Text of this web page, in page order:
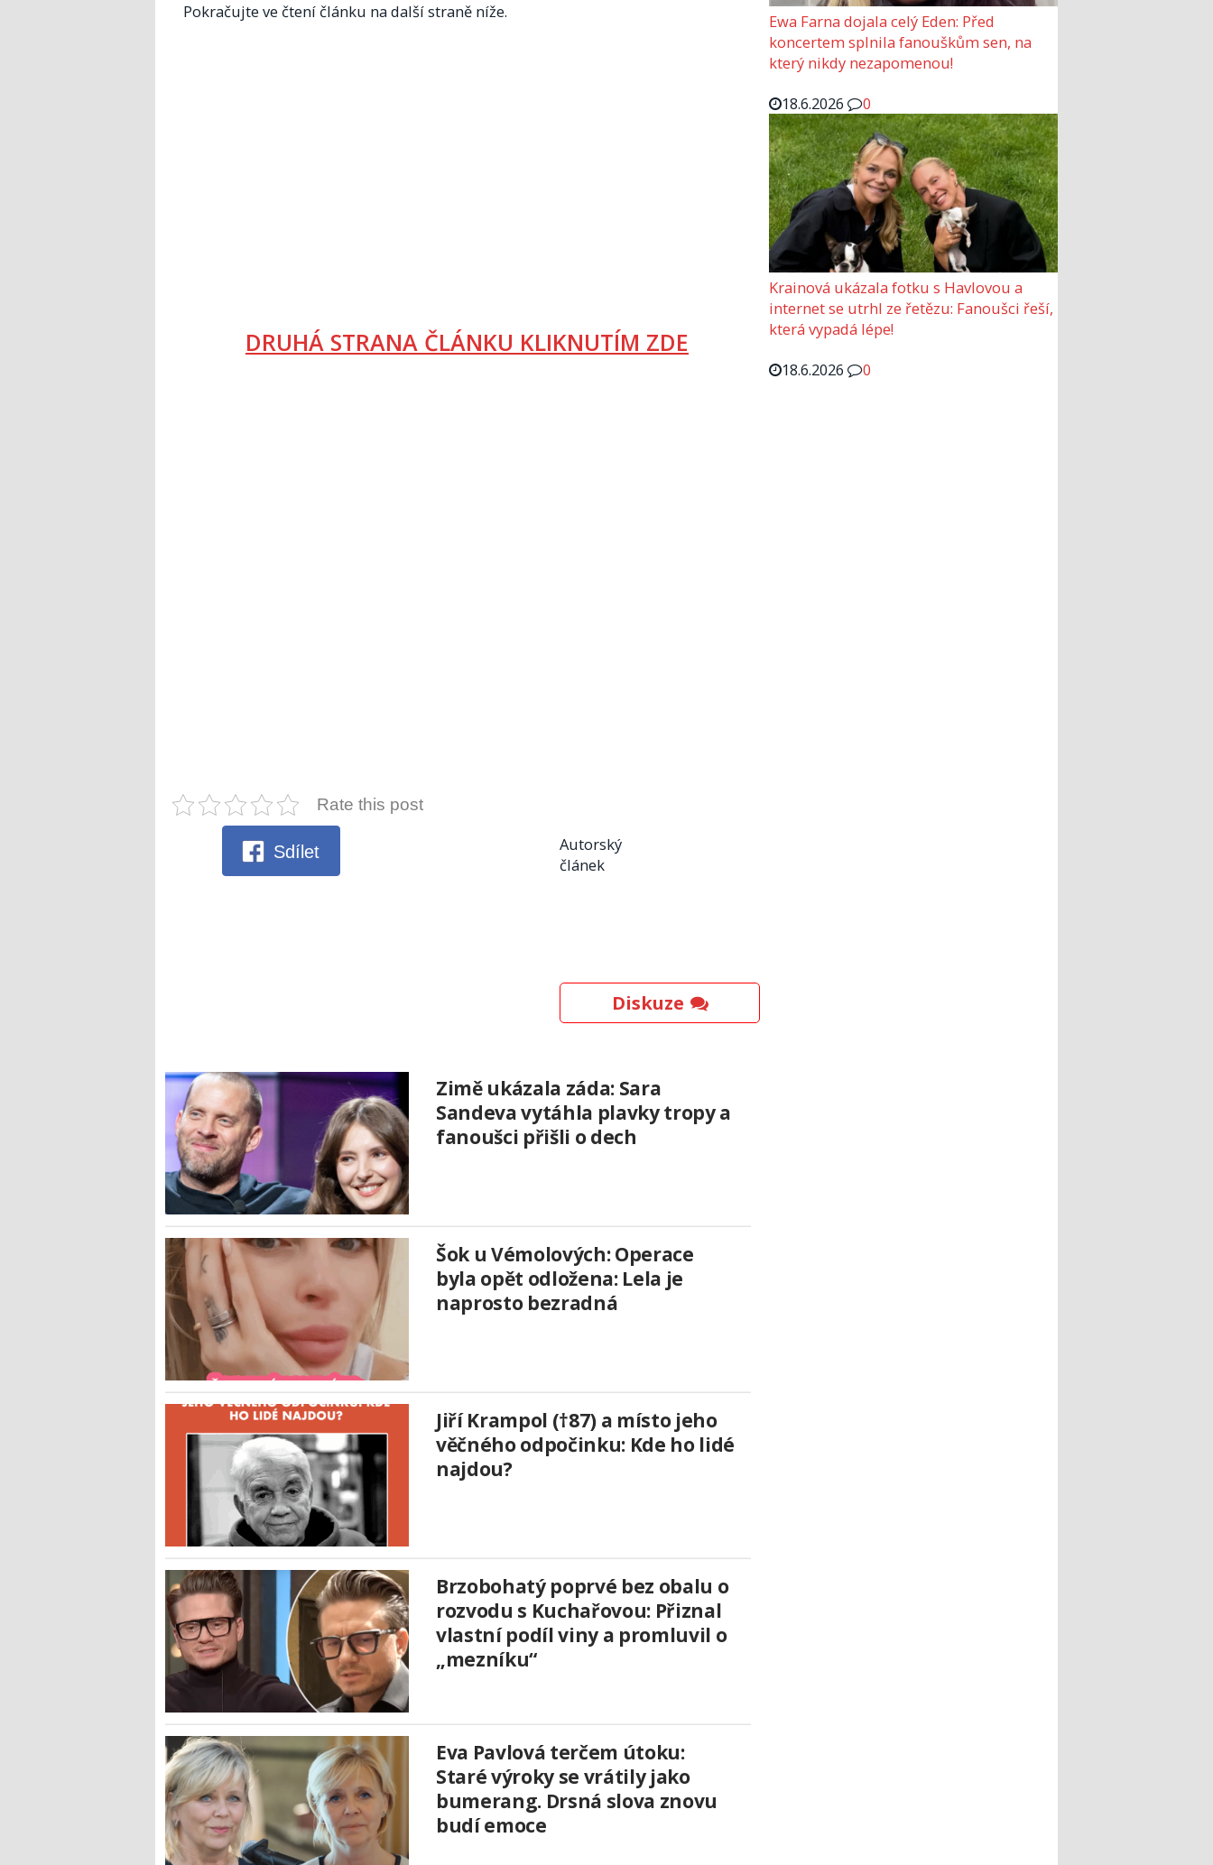
Pokračujte ve čtení článku na další straně níže.
DRUHÁ STRANA ČLÁNKU KLIKNUTÍM ZDE
Rate this post
Sdílet
Autorský
článek
Diskuze
Zimě ukázala záda: Sara
Sandeva vytáhla plavky tropy a
fanoušci přišli o dech
Šok u Vémolových: Operace
byla opět odložena: Lela je
naprosto bezradná
Jiří Krampol (†87) a místo jeho
věčného odpočinku: Kde ho lidé
najdou?
Brzobohatý poprvé bez obalu o
rozvodu s Kuchařovou: Přiznal
vlastní podíl viny a promluvil o
„mezníku“
Eva Pavlová terčem útoku:
Staré výroky se vrátily jako
bumerang. Drsná slova znovu
budí emoce
Ewa Farna dojala celý Eden: Před
koncertem splnila fanouškům sen, na
který nikdy nezapomenou!
18.6.2026
0
Krainová ukázala fotku s Havlovou a
internet se utrhl ze řetězu: Fanoušci řeší,
která vypadá lépe!
18.6.2026
0